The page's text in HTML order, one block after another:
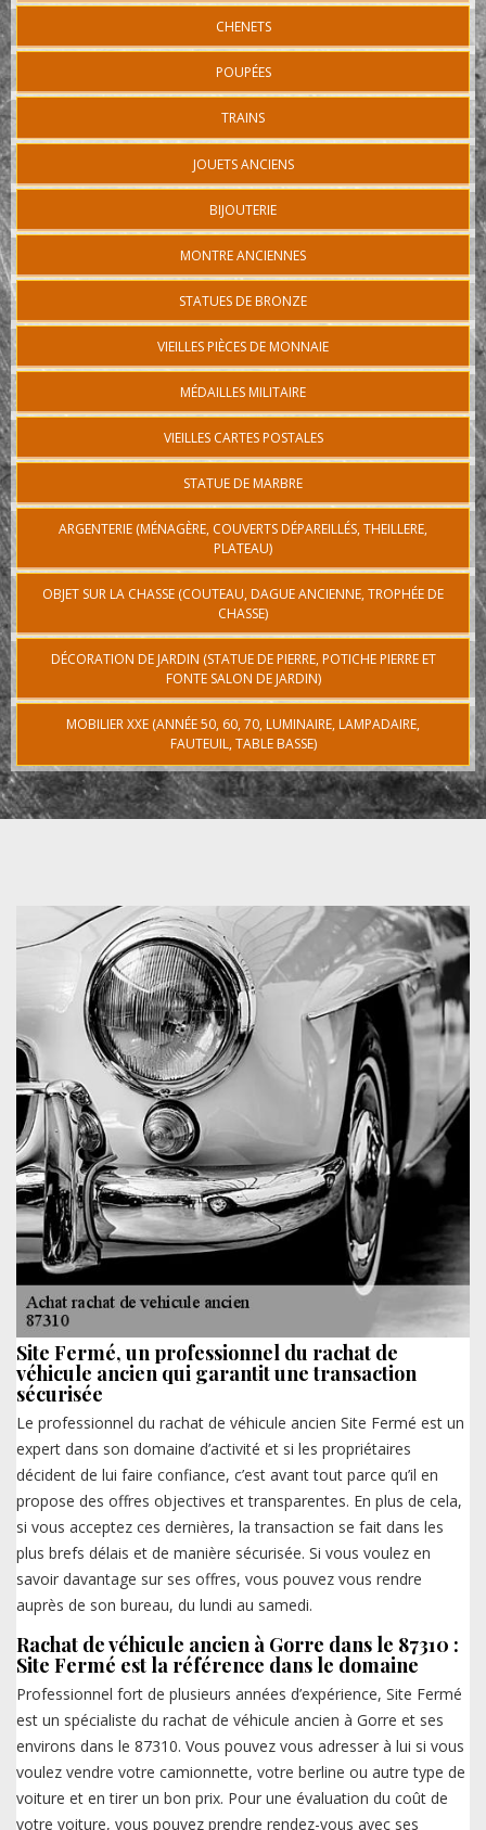
CHENETS
POUPÉES
TRAINS
JOUETS ANCIENS
BIJOUTERIE
MONTRE ANCIENNES
STATUES DE BRONZE
VIEILLES PIÈCES DE MONNAIE
MÉDAILLES MILITAIRE
VIEILLES CARTES POSTALES
STATUE DE MARBRE
ARGENTERIE (MÉNAGÈRE, COUVERTS DÉPAREILLÉS, THEILLERE,
PLATEAU)
OBJET SUR LA CHASSE (COUTEAU, DAGUE ANCIENNE, TROPHÉE DE
CHASSE)
DÉCORATION DE JARDIN (STATUE DE PIERRE, POTICHE PIERRE ET
FONTE SALON DE JARDIN)
MOBILIER XXE (ANNÉE 50, 60, 70, LUMINAIRE, LAMPADAIRE,
FAUTEUIL, TABLE BASSE)
Site Fermé, un professionnel du rachat de
véhicule ancien qui garantit une transaction
sécurisée
Le professionnel du rachat de véhicule ancien Site Fermé est un
expert dans son domaine d’activité et si les propriétaires
décident de lui faire confiance, c’est avant tout parce qu’il en
propose des offres objectives et transparentes. En plus de cela,
si vous acceptez ces dernières, la transaction se fait dans les
plus brefs délais et de manière sécurisée. Si vous voulez en
savoir davantage sur ses offres, vous pouvez vous rendre
auprès de son bureau, du lundi au samedi.
Rachat de véhicule ancien à Gorre dans le 87310 :
Site Fermé est la référence dans le domaine
Professionnel fort de plusieurs années d’expérience, Site Fermé
est un spécialiste du rachat de véhicule ancien à Gorre et ses
environs dans le 87310. Vous pouvez vous adresser à lui si vous
voulez vendre votre camionnette, votre berline ou autre type de
voiture et en tirer un bon prix. Pour une évaluation du coût de
votre voiture, vous pouvez prendre rendez-vous avec ses